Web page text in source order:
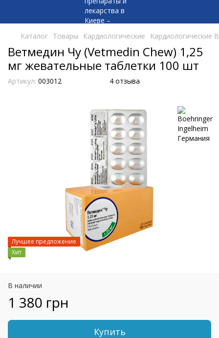
Каталог Товары Кардиологические Кардиологические
Ветмедин Чу (Vetmedin Chew) 1,25
мг жевательные таблетки 100 шт
Артикул: 003012 4 отзыва
Лучшее предложение
Хит
В наличии
1 380 грн
Купить